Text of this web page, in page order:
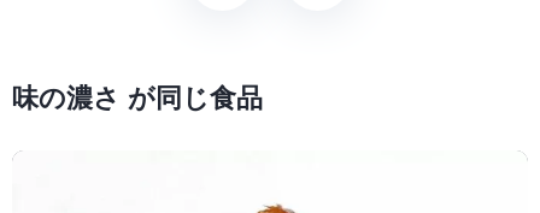
味の濃さ が同じ食品